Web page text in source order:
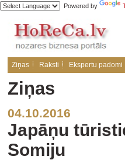
Powered by
Ziņas Raksti Ekspertu padomi
Ziņas
04.10.2016
Japāņu
Somiju